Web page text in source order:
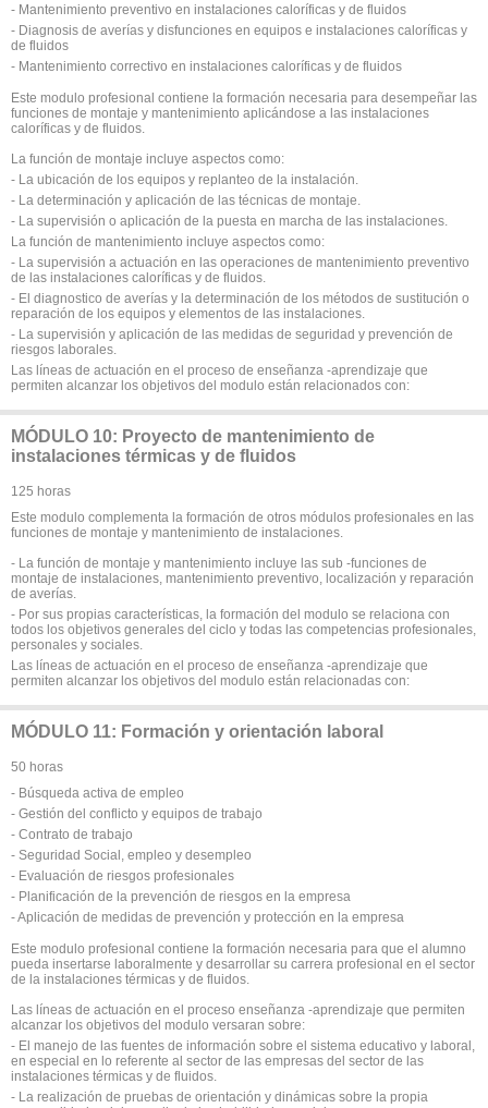
- Mantenimiento preventivo en instalaciones caloríficas y de fluidos
- Diagnosis de averías y disfunciones en equipos e instalaciones caloríficas y
de fluidos
- Mantenimiento correctivo en instalaciones caloríficas y de fluidos
Este modulo profesional contiene la formación necesaria para desempeñar las
funciones de montaje y mantenimiento aplicándose a las instalaciones
caloríficas y de fluidos.
La función de montaje incluye aspectos como:
- La ubicación de los equipos y replanteo de la instalación.
- La determinación y aplicación de las técnicas de montaje.
- La supervisión o aplicación de la puesta en marcha de las instalaciones.
La función de mantenimiento incluye aspectos como:
- La supervisión a actuación en las operaciones de mantenimiento preventivo
de las instalaciones caloríficas y de fluidos.
- El diagnostico de averías y la determinación de los métodos de sustitución o
reparación de los equipos y elementos de las instalaciones.
- La supervisión y aplicación de las medidas de seguridad y prevención de
riesgos laborales.
Las líneas de actuación en el proceso de enseñanza -aprendizaje que
permiten alcanzar los objetivos del modulo están relacionados con:
MÓDULO 10: Proyecto de mantenimiento de
instalaciones térmicas y de fluidos
125 horas
Este modulo complementa la formación de otros módulos profesionales en las
funciones de montaje y mantenimiento de instalaciones.
- La función de montaje y mantenimiento incluye las sub -funciones de
montaje de instalaciones, mantenimiento preventivo, localización y reparación
de averías.
- Por sus propias características, la formación del modulo se relaciona con
todos los objetivos generales del ciclo y todas las competencias profesionales,
personales y sociales.
Las líneas de actuación en el proceso de enseñanza -aprendizaje que
permiten alcanzar los objetivos del modulo están relacionadas con:
MÓDULO 11: Formación y orientación laboral
50 horas
- Búsqueda activa de empleo
- Gestión del conflicto y equipos de trabajo
- Contrato de trabajo
- Seguridad Social, empleo y desempleo
- Evaluación de riesgos profesionales
- Planificación de la prevención de riesgos en la empresa
- Aplicación de medidas de prevención y protección en la empresa
Este modulo profesional contiene la formación necesaria para que el alumno
pueda insertarse laboralmente y desarrollar su carrera profesional en el sector
de la instalaciones térmicas y de fluidos.
Las líneas de actuación en el proceso enseñanza -aprendizaje que permiten
alcanzar los objetivos del modulo versaran sobre:
- El manejo de las fuentes de información sobre el sistema educativo y laboral,
en especial en lo referente al sector de las empresas del sector de las
instalaciones térmicas y de fluidos.
- La realización de pruebas de orientación y dinámicas sobre la propia